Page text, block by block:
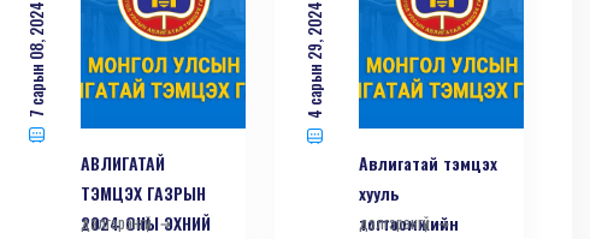
7 сарын 08, 2024
АВЛИГАТАЙ
ТЭМЦЭХ ГАЗРЫН
2024 ОНЫ ЭХНИЙ
дэлгэрэнгүй
4 сарын 29, 2024
Авлигатай тэмцэх
хууль
тогтоомжийн
дэлгэрэнгүй